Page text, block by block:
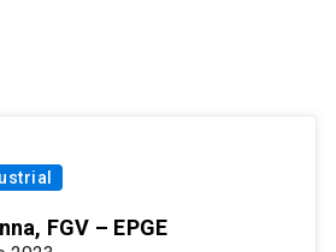
FGV – EPGE